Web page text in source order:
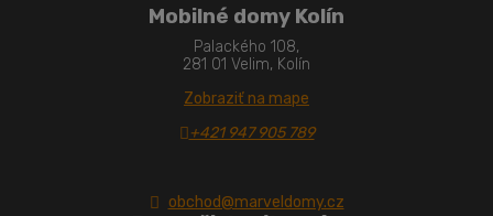
Mobilné domy Kolín
Palackého 108,
281 01 Velim, Kolín
Zobraziť na mape
+421 947 905 789
obchod@marveldomy.cz